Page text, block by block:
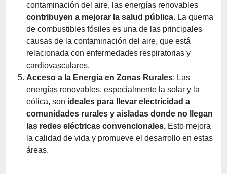
contaminación del aire, las energías renovables
contribuyen a mejorar la salud pública. La quema
de combustibles fósiles es una de las principales
causas de la contaminación del aire, que está
relacionada con enfermedades respiratorias y
cardiovasculares.
Acceso a la Energía en Zonas Rurales: Las
energías renovables, especialmente la solar y la
eólica, son ideales para llevar electricidad a
comunidades rurales y aisladas donde no llegan
las redes eléctricas convencionales. Esto mejora
la calidad de vida y promueve el desarrollo en estas
áreas.